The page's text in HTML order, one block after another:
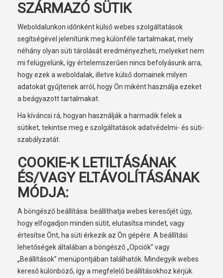
SZÁRMAZÓ SÜTIK
Weboldalunkon időnként külső webes szolgáltatások
segítségével jelenítünk meg különféle tartalmakat, mely
néhány olyan süti tárolását eredményezheti, melyeket nem
mi felügyelünk, így értelemszerűen nincs befolyásunk arra,
hogy ezek a weboldalak, illetve külső domainek milyen
adatokat gyűjtenek arról, hogy Ön miként használja ezeket
a beágyazott tartalmakat.
Ha kíváncsi rá, hogyan használják a harmadik felek a
sütiket, tekintse meg e szolgáltatások adatvédelmi- és süti-
szabályzatát.
COOKIE-K LETILTÁSÁNAK
ÉS/VAGY ELTÁVOLÍTÁSÁNAK
MÓDJA:
A böngésző beállítása: beállíthatja webes keresőjét úgy,
hogy elfogadjon minden sütit, elutasítsa mindet, vagy
értesítse Önt, ha süti érkezik az Ön gépére. A beállítási
lehetőségek általában a böngésző „Opciók” vagy
„Beállítások” menüpontjában találhatók. Mindegyik webes
kereső különböző, így a megfelelő beállításokhoz kérjük.